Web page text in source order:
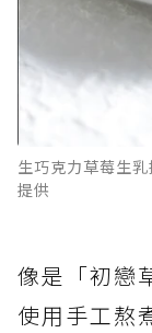
生巧克力草莓生
提供
像是「初戀
使用手工熬